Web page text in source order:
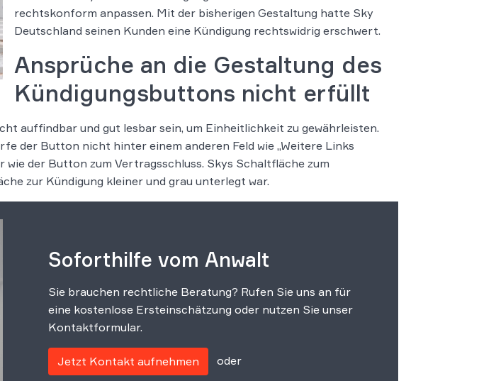
rechtskonform anpassen. Mit der bisherigen Gestaltung hatte Sky
Deutschland seinen Kunden eine Kündigung rechtswidrig erschwert.
Ansprüche an die Gestaltung des
Kündigungsbuttons nicht erfüllt
auffindbar und gut lesbar sein, um Einheitlichkeit zu gewährleisten.
der Button nicht hinter einem anderen Feld wie „Weitere Links
der Button zum Vertragsschluss. Skys Schaltfläche zum
zur Kündigung kleiner und grau unterlegt war.
Soforthilfe vom Anwalt
Sie brauchen rechtliche Beratung? Rufen Sie uns an für
eine kostenlose Ersteinschätzung oder nutzen Sie unser
Kontaktformular.
Jetzt Kontakt aufnehmen oder